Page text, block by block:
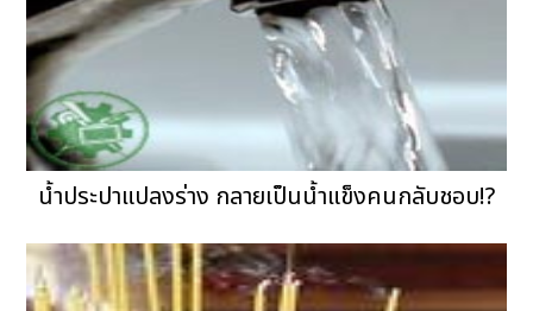
น้ำประปาแปลงร่าง กลายเป็นน้ำแข็งคนกลับชอบ!?